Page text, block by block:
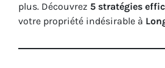
plus. Découvrez 5 stratégies
votre propriété indésirable à